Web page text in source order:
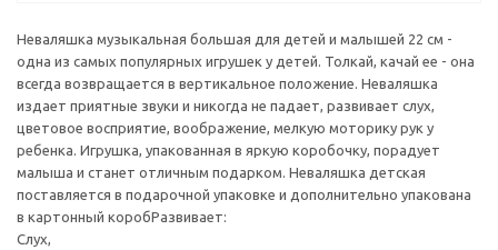
Неваляшка музыкальная большая для детей и малышей 22 см -
одна из самых популярных игрушек у детей. Толкай, качай ее - она
всегда возвращается в вертикальное положение. Неваляшка
издает приятные звуки и никогда не падает, развивает слух,
цветовое восприятие, воображение, мелкую моторику рук у
ребенка. Игрушка, упакованная в яркую коробочку, порадует
малыша и станет отличным подарком. Неваляшка детская
поставляется в подарочной упаковке и дополнительно упакована
в картонный коробРазвивает:
Слух,